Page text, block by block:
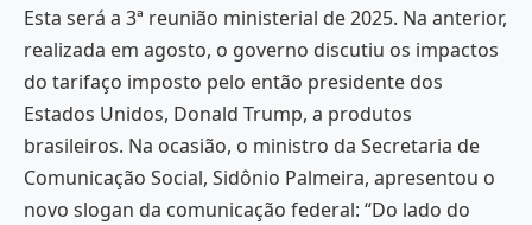
Esta será a 3ª reunião ministerial de 2025. Na anterior,
realizada em agosto, o governo discutiu os impactos
do tarifaço imposto pelo então presidente dos
Estados Unidos, Donald Trump, a produtos
brasileiros. Na ocasião, o ministro da Secretaria de
Comunicação Social, Sidônio Palmeira, apresentou o
novo slogan da comunicação federal: “Do lado do